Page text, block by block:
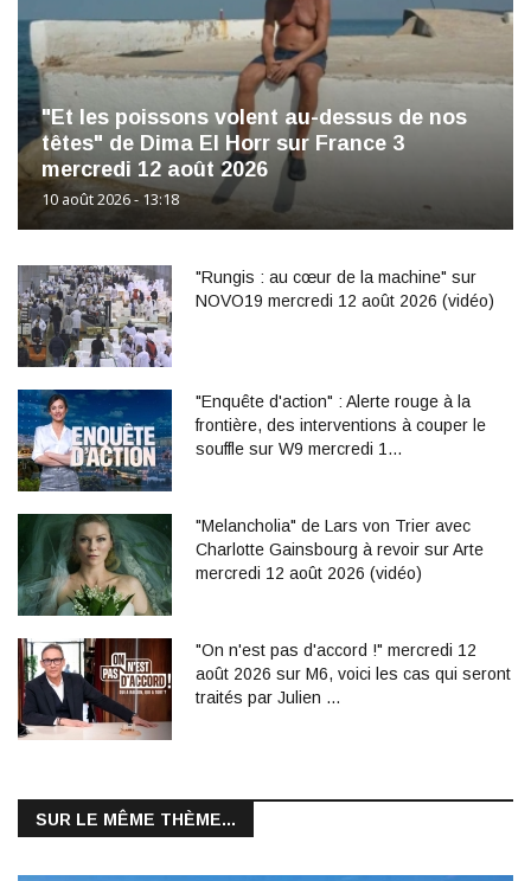
"Et les poissons volent au-dessus de nos
têtes" de Dima El Horr sur France 3
mercredi 12 août 2026
10 août 2026 - 13:18
"Rungis : au cœur de la machine" sur
NOVO19 mercredi 12 août 2026 (vidéo)
"Enquête d'action" : Alerte rouge à la
frontière, des interventions à couper le
souffle sur W9 mercredi 1…
"Melancholia" de Lars von Trier avec
Charlotte Gainsbourg à revoir sur Arte
mercredi 12 août 2026 (vidéo)
"On n'est pas d'accord !" mercredi 12
août 2026 sur M6, voici les cas qui seront
traités par Julien …
SUR LE MÊME THÈME...